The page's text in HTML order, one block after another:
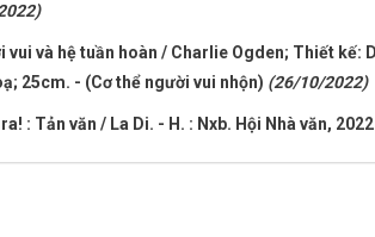
và hệ tuần hoàn / Charlie Ogden; Thiết kế:
25cm. - (Cơ thể người vui nhộn) (26/10/2022)
: Tản văn / La Di. - H. : Nxb. Hội Nhà văn,